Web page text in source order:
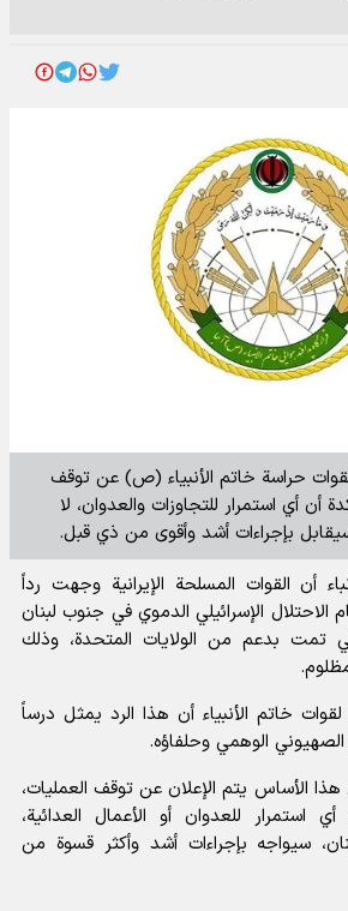
لقوات حراسة خاتم الأنبياء (ص) عن توقف
أن أي استمرار للتجاوزات والعدوان، لا
بإجراءات أشد وأقوى من ذي قبل.
أن القوات المسلحة الإيرانية وجهت رداً
الاحتلال الإسرائيلي الدموي في جنوب لبنان
تمت بدعم من الولايات المتحدة، وذلك
لقوات خاتم الأنبياء أن هذا الرد يمثل درساً
الوهمي وحلفاؤه.
هذا الأساس يتم الإعلان عن توقف العمليات،
للعدوان أو الأعمال العدائية،
سيواجه بإجراءات أشد وأكثر قسوة من